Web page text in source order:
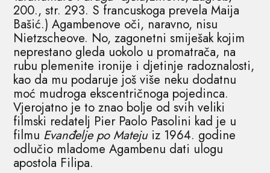
200., str. 293. S francuskoga prevela Maija
Bašić.) Agambenove oči, naravno, nisu
Nietzscheove. No, zagonetni smiješak kojim
neprestano gleda uokolo u promatrača, na
rubu plemenite ironije i djetinje radoznalosti,
kao da mu podaruje još više neku dodatnu
moć mudroga ekscentričnoga pojedinca.
Vjerojatno je to znao bolje od svih veliki
filmski redatelj Pier Paolo Pasolini kad je u
filmu Evanđelje po Matejuiz 1964. godine
odlučio mladome Agambenu dati ulogu
apostola Filipa.